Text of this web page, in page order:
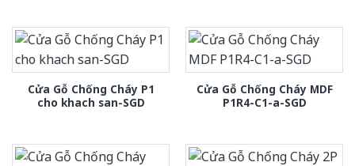
Cửa Gỗ Chống Cháy P1
cho khach san-SGD
Cửa Gỗ Chống Cháy MDF
P1R4-C1-a-SGD